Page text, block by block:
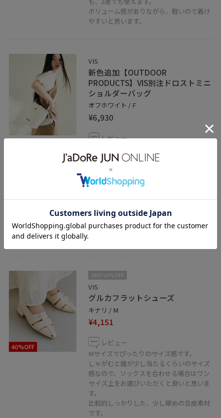
ボリューム感がありながら、軽いので着け
やすいと思います。
VIS
新色追加【OUTDOOR
PRODUCTS】VIS別注ドロストミニ
ショルダーバッグ
オフホワイト / F
¥6,930
レビュー
素材です。
長財布、ポーチ、スマホ等が入るくらいの
容量です。
ショルダーストラップは長さ調節ができ、
一番長い状態にすると肩掛けしてウエスト
位置辺りにバッグが来るくらいの長さで
す。
斜め掛けもできますが、少し短く感じま
40%OFF
2BUY10%OFF
VIS
グルカフラットシューズ
キナリ / M
¥4,151
レビュー
Mサイズでぴったりのサイズ感です。
しゃがむと踵が少し当たるくらいのサイズ
感なので、ソックスを合わせる場合はワン
サイズ上をお選びいただくと良いと思いま
す。
比較的しっかりした、少し硬めの合皮素材
です。